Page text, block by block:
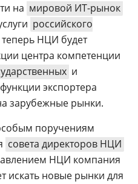
на мировой ИТ-рынок
российского
НЦИ будет
центра компетенции
и
экспортера
зарубежные рынки.
поручениям
совета директоров НЦИ
НЦИ компания
искать новые рынки для